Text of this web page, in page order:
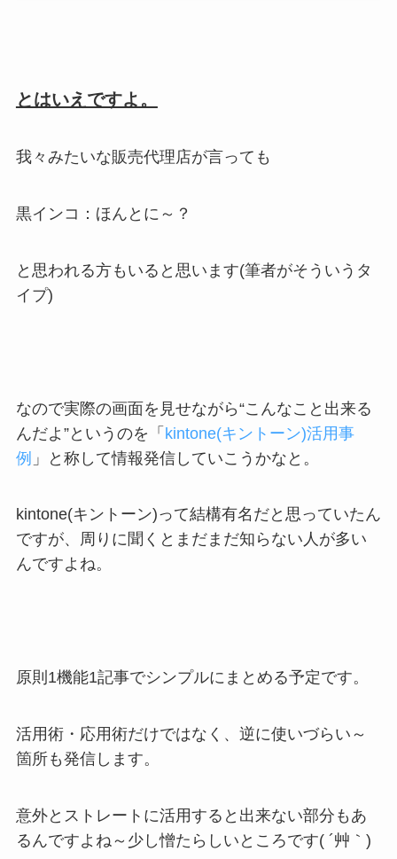
とはいえですよ。
我々みたいな販売代理店が言っても
黒インコ：ほんとに～？
と思われる方もいると思います(筆者がそういうタ
イプ)
なので実際の画面を見せながら“こんなこと出来る
んだよ”というのを「 kintone(キントーン)活用事
例 」と称して情報発信していこうかなと。
kintone(キントーン)って結構有名だと思っていたん
ですが、周りに聞くとまだまだ知らない人が多い
んですよね。
原則1機能1記事でシンプルにまとめる予定です。
活用術・応用術だけではなく、 逆に使いづらい～
箇所も発信します。
意外とストレートに活用すると出来ない部分もあ
るんですよね～少し憎たらしいところです( ´艸｀)